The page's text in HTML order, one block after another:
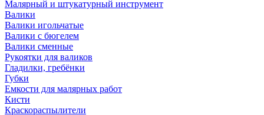
Малярный и штукатурный инструмент
Валики
Валики игольчатые
Валики с бюгелем
Валики сменные
Рукоятки для валиков
Гладилки, гребёнки
Губки
Емкости для малярных работ
Кисти
Краскораспылители